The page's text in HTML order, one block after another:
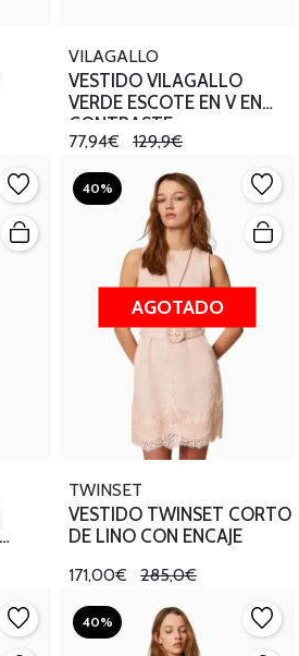
VILAGALLO
VESTIDO VILAGALLO
VERDE ESCOTE EN V EN
CONTRASTE
77,94€ 129,9€
40%
AGOTADO
TWINSET
VESTIDO TWINSET CORTO
DE LINO CON ENCAJE
171,00€ 285,0€
40%